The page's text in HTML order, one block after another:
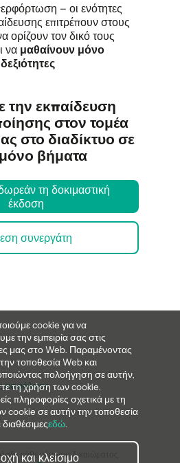
– οι ενότητες
επιτρέπουν στους
ορίζουν τον δικό τους
να μαθαίνουν μόνο
την εκπαίδευση
στον τομέα
στο διαδίκτυο σε
βήματα
τη δοκιμαστική
έκδοση
συνεργάτη
ασφάλειας
κάθε νόμιμου δικαιώματος.
cookie για να
την εμπειρία σας στις
μας στο Web. Παραμένοντας
τοποθεσία Web και
πολοήγηση σε αυτήν,
τη χρήση των cookie.
πληροφορίες σχετικά με τη
cookie σε αυτήν την τοποθεσία
διαθέσιμεςεδώ.
και κλείσιμο